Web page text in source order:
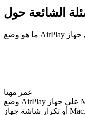
عمر مهنا
وضع AirPlay على جهاز Mac هو عندما تستخدم شاشة أخرى لتمديد
أو تكرار شاشة جهاز Mac. يأتي وضع AirPlay في متناول اليد عندما